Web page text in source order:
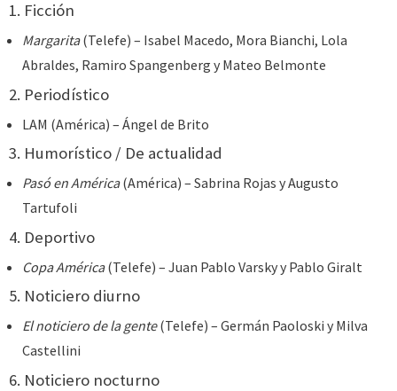
1. Ficción
Margarita(Telefe) – Isabel Macedo, Mora Bianchi, Lola
Abraldes, Ramiro Spangenberg y Mateo Belmonte
2. Periodístico
LAM (América) – Ángel de Brito
3. Humorístico / De actualidad
Pasó en América(América) – Sabrina Rojas y Augusto
Tartufoli
4. Deportivo
Copa América(Telefe) – Juan Pablo Varsky y Pablo Giralt
5. Noticiero diurno
El noticiero de la gente(Telefe) – Germán Paoloski y Milva
Castellini
6. Noticiero nocturno